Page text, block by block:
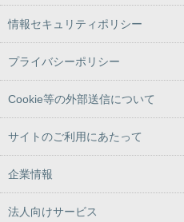
情報セキュリティポリシー
プライバシーポリシー
Cookie等の外部送信について
サイトのご利用にあたって
企業情報
法人向けサービス